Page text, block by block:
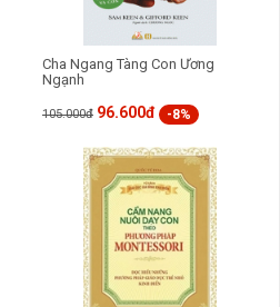
Cha Ngang Tàng Con Ương
Ngạnh
105.000đ 96.600đ -8%